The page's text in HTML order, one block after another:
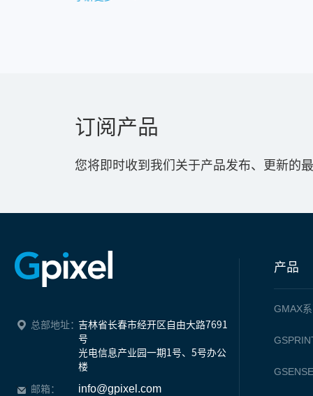
订阅产品
您将即时收到我们关于产品发布、更新的
总部地址：吉林省长春市经开区自由大路7691
号
光电信息产业园一期1号、5号办公
楼
邮箱： info@gpixel.com
产品
GMAX